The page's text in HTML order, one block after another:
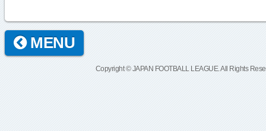
MENU
Copyright © JAPAN FOOTBALL LEAGUE. All Rights